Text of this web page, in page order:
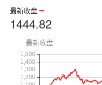
最新收盘
1444.82